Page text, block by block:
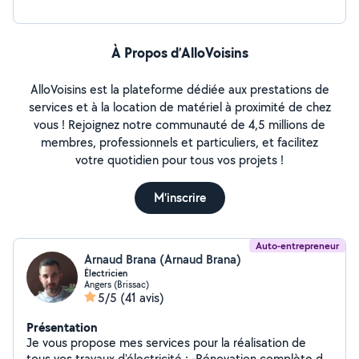
À Propos d’AlloVoisins
AlloVoisins est la plateforme dédiée aux prestations de
services et à la location de matériel à proximité de chez
vous ! Rejoignez notre communauté de 4,5 millions de
membres, professionnels et particuliers, et facilitez
votre quotidien pour tous vos projets !
M'inscrire
Auto-entrepreneur
Arnaud Brana (Arnaud Brana)
Électricien
Angers (Brissac)
5/5 (41 avis)
Présentation
Je vous propose mes services pour la réalisation de